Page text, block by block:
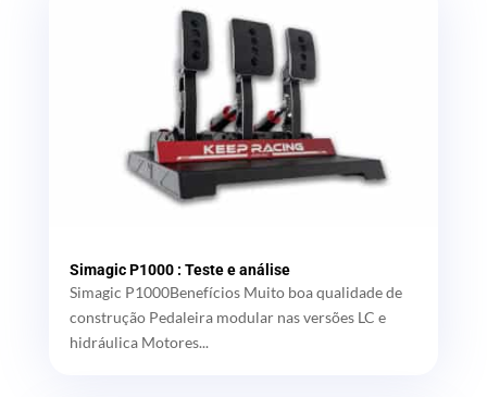
Simagic P1000 : Teste e análise
Simagic P1000Benefícios Muito boa qualidade de
construção Pedaleira modular nas versões LC e
hidráulica Motores...